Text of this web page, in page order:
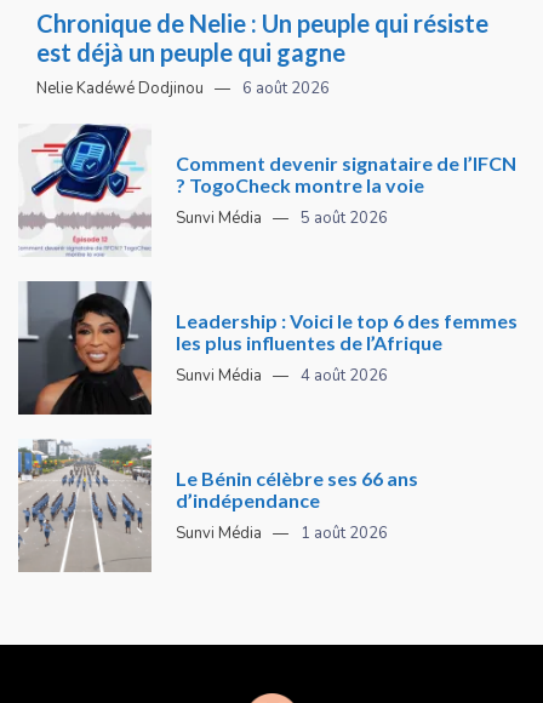
Chronique de Nelie : Un peuple qui résiste
est déjà un peuple qui gagne
Nelie Kadéwé Dodjinou 6 août 2026
Comment devenir signataire de l’IFCN
? TogoCheck montre la voie
Sunvi Média 5 août 2026
Leadership : Voici le top 6 des femmes
les plus influentes de l’Afrique
Sunvi Média 4 août 2026
Le Bénin célèbre ses 66 ans
d’indépendance
Sunvi Média 1 août 2026